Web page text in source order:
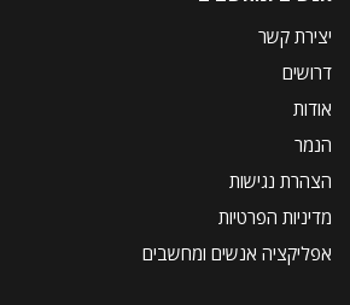
יצירת קשר
דרושים
אודות
הנמר
הצהרת נגישות
מדיניות הפרטיות
אפליקציה אנשים ומחשבים